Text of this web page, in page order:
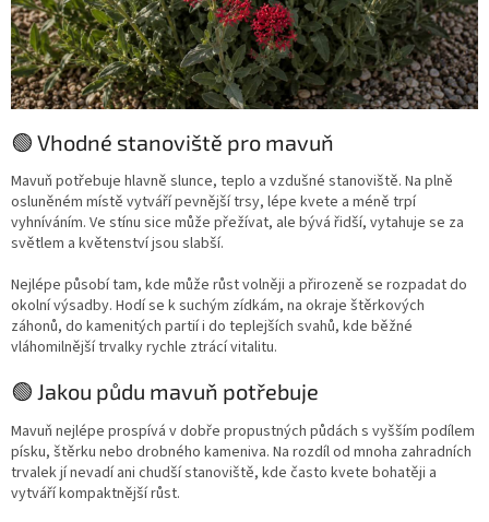
🟢 Vhodné stanoviště pro mavuň
Mavuň potřebuje hlavně slunce, teplo a vzdušné stanoviště. Na plně
osluněném místě vytváří pevnější trsy, lépe kvete a méně trpí
vyhníváním. Ve stínu sice může přežívat, ale bývá řidší, vytahuje se za
světlem a květenství jsou slabší.
Nejlépe působí tam, kde může růst volněji a přirozeně se rozpadat do
okolní výsadby. Hodí se k suchým zídkám, na okraje štěrkových
záhonů, do kamenitých partií i do teplejších svahů, kde běžné
vláhomilnější trvalky rychle ztrácí vitalitu.
🟢 Jakou půdu mavuň potřebuje
Mavuň nejlépe prospívá v dobře propustných půdách s vyšším podílem
písku, štěrku nebo drobného kameniva. Na rozdíl od mnoha zahradních
trvalek jí nevadí ani chudší stanoviště, kde často kvete bohatěji a
vytváří kompaktnější růst.